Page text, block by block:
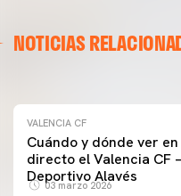
NOTICIAS
ENTRENAMIENTO
VALENCIA CF
Cuándo y dónde ver en
directo el Valencia CF –
Deportivo Alavés
03 marzo 2026